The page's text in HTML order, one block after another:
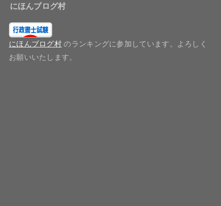
にほんブログ村
にほんブログ村 のランキングに参加しています。よろしく
お願いいたします。